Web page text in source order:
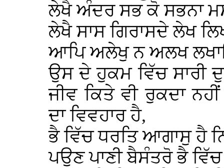
ਲੇਖੈ ਅੰਦਰ ਸਭ ਕੋ ਸਭਨਾ
ਲੇਖੈ ਸਾਸ ਗਿਰਾਸਦੇ ਲੇਖ
ਆਪਿ ਅਲੇਖੁ ਨ ਅਲਖ
ਉਸ ਦੇ ਹੁਕਮ ਵਿੱਚ ਸਾਰੀ
ਜੀਵ ਕਿਤੇ ਵੀ ਰੁਕਦਾ
ਦਾ ਵਿਵਹਾਰ ਹੈ,
ਭੈ ਵਿੱਚ ਧਰਤਿ ਆਗਾਸੁ ਹੈ
ਪਉਣ ਪਾਣੀ ਬੈਸੰਤਰੋ ਭੈ